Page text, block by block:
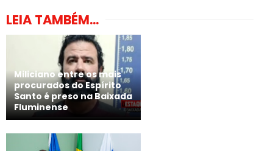
LEIA TAMBÉM...
Miliciano entre os mais
procurados do Espírito
Santo é preso na Baixada
Fluminense